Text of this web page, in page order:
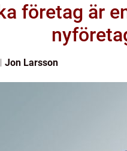
företag är
Jon Larsson